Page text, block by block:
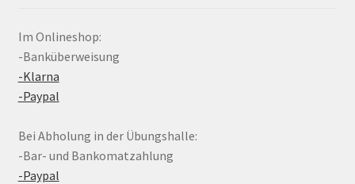
Im Onlineshop:
-Banküberweisung
-Klarna
-Paypal
Bei Abholung in der Übungshalle:
-Bar- und Bankomatzahlung
-Paypal